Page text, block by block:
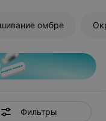
омбре
Фильтры